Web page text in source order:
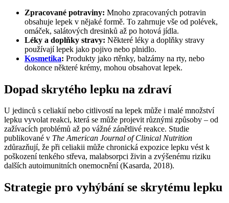
Zpracované potraviny: Mnoho zpracovaných potravin
obsahuje lepek v nějaké formě. To zahrnuje vše od polévek,
omáček, salátových dresinků až po hotová jídla.
Léky a doplňky stravy: Některé léky a doplňky stravy
používají lepek jako pojivo nebo plnidlo.
Kosmetika: Produkty jako rtěnky, balzámy na rty, nebo
dokonce některé krémy, mohou obsahovat lepek.
Dopad skrytého lepku na zdraví
U jedinců s celiakií nebo citlivostí na lepek může i malé množství
lepku vyvolat reakci, která se může projevit různými způsoby – od
zažívacích problémů až po vážné zánětlivé reakce. Studie
publikované v The American Journal of Clinical Nutrition
zdůrazňují, že při celiakii může chronická expozice lepku vést k
poškození tenkého střeva, malabsorpci živin a zvýšenému riziku
dalších autoimunitních onemocnění (Kasarda, 2018).
Strategie pro vyhýbání se skrytému lepku